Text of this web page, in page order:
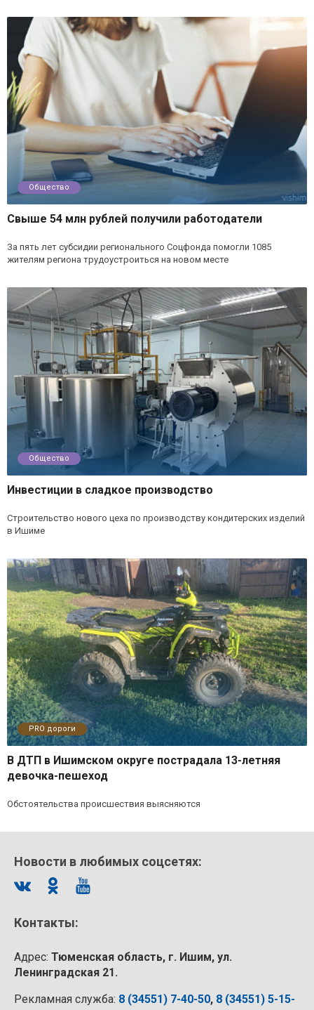
Общество
Свыше 54 млн рублей получили работодатели
За пять лет субсидии регионального Соцфонда помогли 1085
жителям региона трудоустроиться на новом месте
Общество
Инвестиции в сладкое производство
Строительство нового цеха по производству кондитерских изделий
в Ишиме
PRO дороги
В ДТП в Ишимском округе пострадала 13-летняя
девочка-пешеход
Обстоятельства происшествия выясняются
Новости в любимых соцсетях:
Контакты:
Адрес: Тюменская область, г. Ишим, ул.
Ленинградская 21.
Рекламная служба: 8 (34551) 7-40-50, 8 (34551) 5-15-